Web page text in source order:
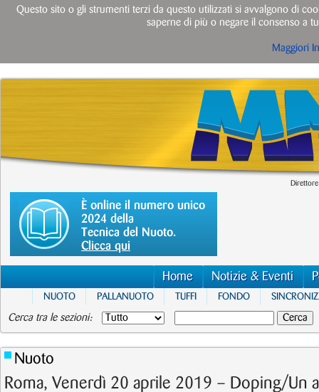
È online il numero unico
2024 della
Tecnica del Nuoto.
Clicca qui
Home Notizie & Eventi
NUOTO PALLANUOTO TUFFI FONDO
Cerca tra le sezioni:
Nuoto
Roma, Venerdì 20 aprile 2019 – Doping/Un
Questo sito o gli strumenti terzi da questo utilizzati si avvalgono di
saperne di più o negare il consenso a
Maggiori